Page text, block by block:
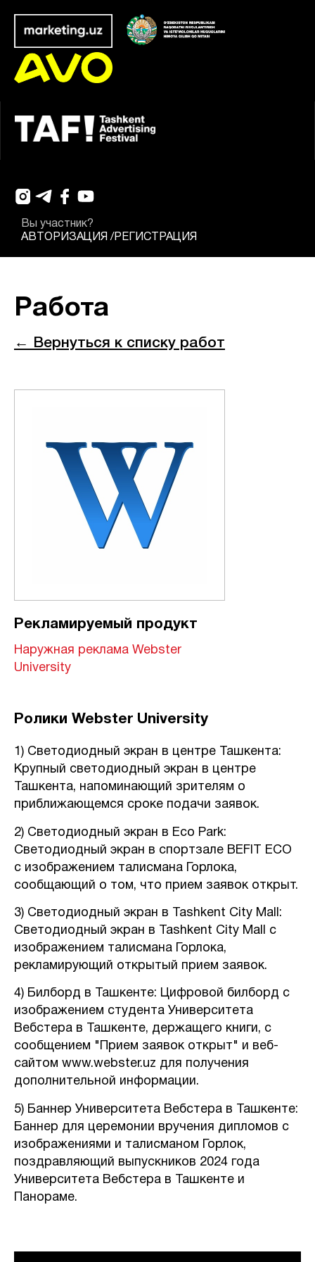
Вы участник?
АВТОРИЗАЦИЯ / РЕГИСТРАЦИЯ
Работа
← Вернуться к списку работ
Рекламируемый продукт
Наружная реклама Webster
University
Ролики Webster University
1) Светодиодный экран в центре Ташкента:
Крупный светодиодный экран в центре
Ташкента, напоминающий зрителям о
приближающемся сроке подачи заявок.
2) Светодиодный экран в Eco Park:
Светодиодный экран в спортзале BEFIT ECO
с изображением талисмана Горлока,
сообщающий о том, что прием заявок открыт.
3) Светодиодный экран в Tashkent City Mall:
Светодиодный экран в Tashkent City Mall с
изображением талисмана Горлока,
рекламирующий открытый прием заявок.
4) Билборд в Ташкенте: Цифровой билборд с
изображением студента Университета
Вебстера в Ташкенте, держащего книги, с
сообщением "Прием заявок открыт" и веб-
сайтом www.webster.uz для получения
дополнительной информации.
5) Баннер Университета Вебстера в Ташкенте:
Баннер для церемонии вручения дипломов с
изображениями и талисманом Горлок,
поздравляющий выпускников 2024 года
Университета Вебстера в Ташкенте и
Панораме.